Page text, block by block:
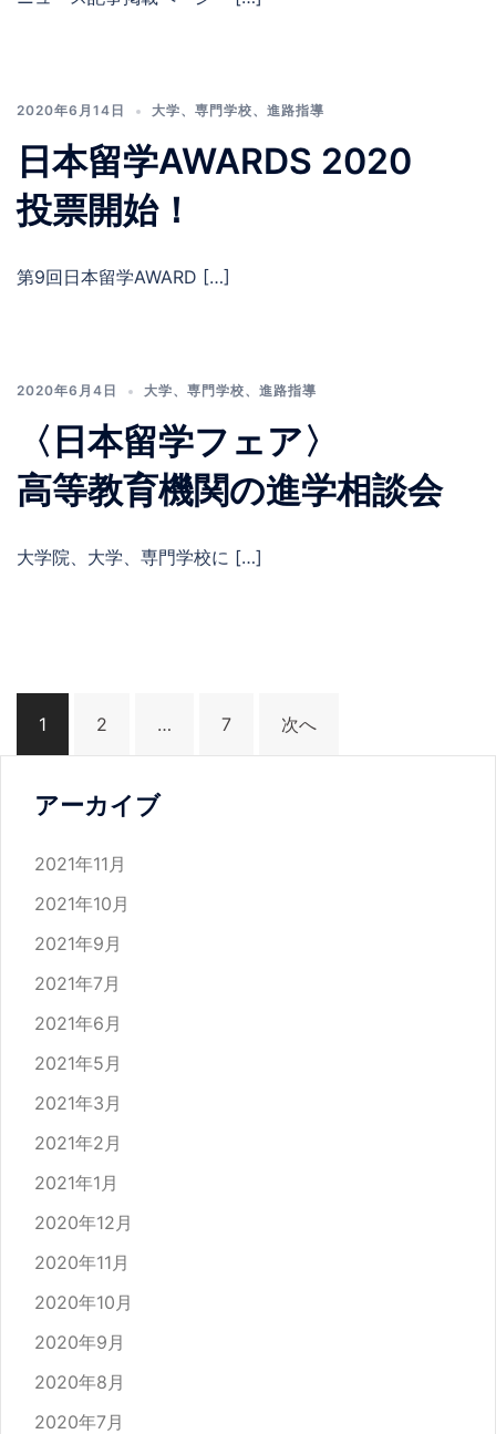
2020年6月14日 大学、 専門学校、 進路指導
日本留学AWARDS 2020
投票開始！
第9回日本留学AWARD […]
2020年6月4日 大学、 専門学校、 進路指導
〈日本留学フェア〉
高等教育機関の進学相談会
大学院、大学、専門学校に […]
ビ
ー
シ
ン
1 2 … 7 次へ
アーカイブ
2021年11月
2021年10月
2021年9月
2021年7月
2021年6月
2021年5月
2021年3月
2021年2月
2021年1月
2020年12月
2020年11月
2020年10月
2020年9月
2020年8月
2020年7月